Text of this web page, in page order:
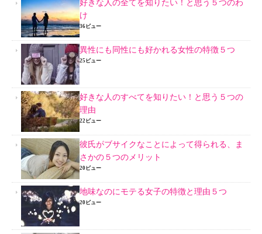
好きな人の全てを知りたい！と思う５つのわ
け
36ビュー
異性にも同性にも好かれる女性の特徴５つ
25ビュー
好きな人のすべてを知りたい！と思う５つの
理由
22ビュー
彼氏がブサイクなことによって得られる、ま
さかの５つのメリット
20ビュー
地味なのにモテる女子の特徴と理由５つ
20ビュー